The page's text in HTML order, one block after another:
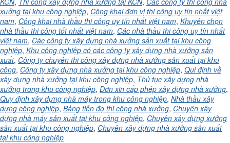
xưởng tại khu công nghiệp, Công khai đơn vị thi công uy tín nhất việt
nam, Công khai nhà thầu thi công uy tín nhất việt nam, Khuyên chọn
nhà thầu thi công tốt nhất việt nam, Các nhà thầu thi công uy tín nhất
việt nam, Các công ty xây dựng nhà xưởng sản xuất tại khu công
nghiệp, Khu công nghiệp có các công ty xây dựng nhà xưởng sản
xuất, Công ty chuyên thi công xây dựng nhà xưởng sản xuất tại khu
công, Công ty xây dựng nhà xưởng tại khu công nghiệp, Qui định về
xây dựng nhà xưởng tại khu công nghiệp, Thủ tục xây dựng nhà
xưởng trong khu công nghiệp, Đơn xin cấp phép xây dựng nhà xưởng,
Quy định xây dựng nhà máy trong khu công nghiệp, Nhà thầu xây
dựng công nghiệp, Bảng tiến đọ thi công nhà xưởng, Chuyên xây
dựng nhà máy sản xuất tại khu công nghiệp, Chuyên xây dựng xưởng
sản xuất tại khu công nghiệp, Chuyên xây dựng nhà xưởng sản xuất
tại khu công nghiệp